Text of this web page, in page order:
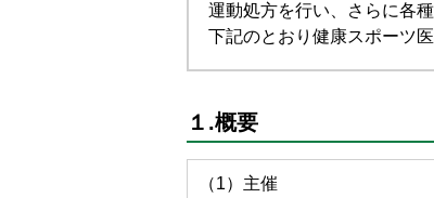
運動処方を行い、さらに各
下記のとおり健康スポーツ
１.概要
（1）主催